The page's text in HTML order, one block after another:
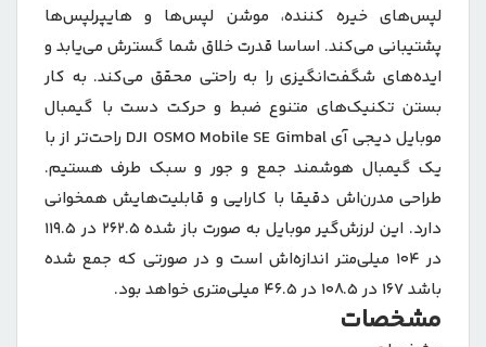
لپس‌های خیره کننده، موشن لپس‌ها و هایپرلپس‌ها
پشتیبانی می‌کند. اساسا قدرت خلاق شما گسترش می‌یابد و
ایده‌های شگفت‌انگیزی را به راحتی محقق می‌کند. به کار
بستن تکنیک‌های متنوع ضبط و حرکت دست با گیمبال
موبایل دیجی آی DJI OSMO Mobile SE Gimbal راحت‌تر از با
یک گیمبال هوشمند جمع و جور و سبک طرف هستیم.
طراحی مدرن‌اش دقیقا با کارایی و قابلیت‌هایش همخوانی
دارد. این لرزش‌گیر موبایل به صورت باز شده 262.5 در 119.5
در 104 میلی‌متر اندازه‌اش است و در صورتی که جمع شده
باشد 167 در 108.5 در 46.5 میلی‌متری خواهد بود.
مشخصات